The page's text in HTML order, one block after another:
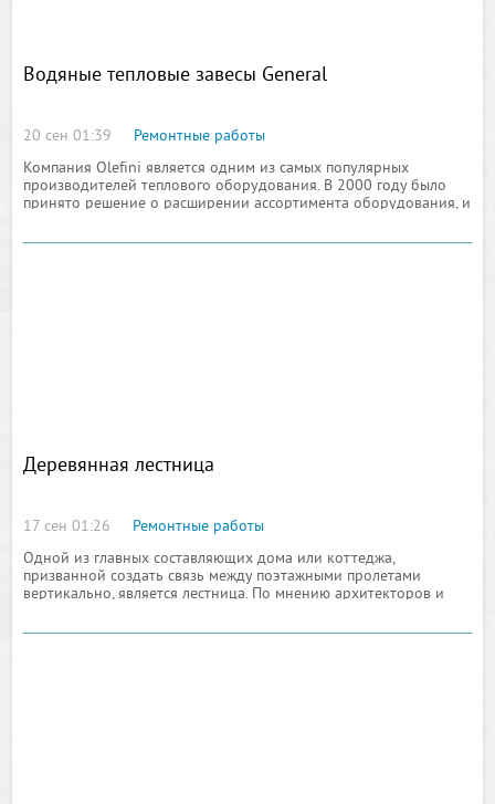
Водяные тепловые завесы General
20 сен 01:39
Ремонтные работы
Компания Olefini является одним из самых популярных
производителей теплового оборудования. В 2000 году было
принято решение о расширении ассортимента оборудования, и
Деревянная лестница
17 сен 01:26
Ремонтные работы
Одной из главных составляющих дома или коттеджа,
призванной создать связь между поэтажными пролетами
вертикально, является лестница. По мнению архитекторов и
его размещению и рекомендовано подходить